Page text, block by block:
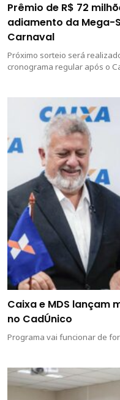
Prêmio de R$ 72
adiamento da Mega-
Carnaval
Próximo sorteio será
cronograma regular após o
Caixa e MDS
no CadÚnico
Programa vai funcionar de